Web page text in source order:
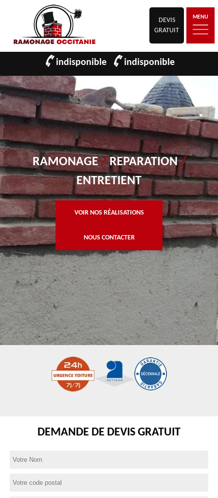
DEVIS
GRATUIT
MENU
indisponible indisponible
RAMONAGE/REPARATION/
ENTRETIENT
VOIR NOS RÉALISATIONS
NOUS CONTACTER
DEMANDE DE DEVIS GRATUIT